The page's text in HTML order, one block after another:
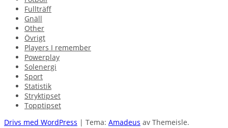
Fullträff
Gnäll
Other
Övrigt
Players I remember
Powerplay
Solenergi
Sport
Statistik
Stryktipset
Topptipset
Drivs med WordPress | Tema: Amadeus av Themeisle.